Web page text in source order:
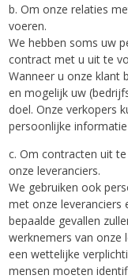
b. Om onze relaties
voeren.
We hebben soms uw
contract met u uit te
Wanneer u onze klant
en mogelijk uw
doel. Onze verkopers
persoonlijke
c. Om contracten uit
onze leveranciers.
We gebruiken ook
met onze leveranciers
bepaalde gevallen
werknemers van onze
een wettelijke
mensen moeten